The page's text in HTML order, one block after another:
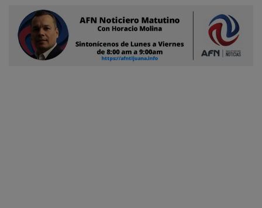
Contacto
Reportero
Ciudadano